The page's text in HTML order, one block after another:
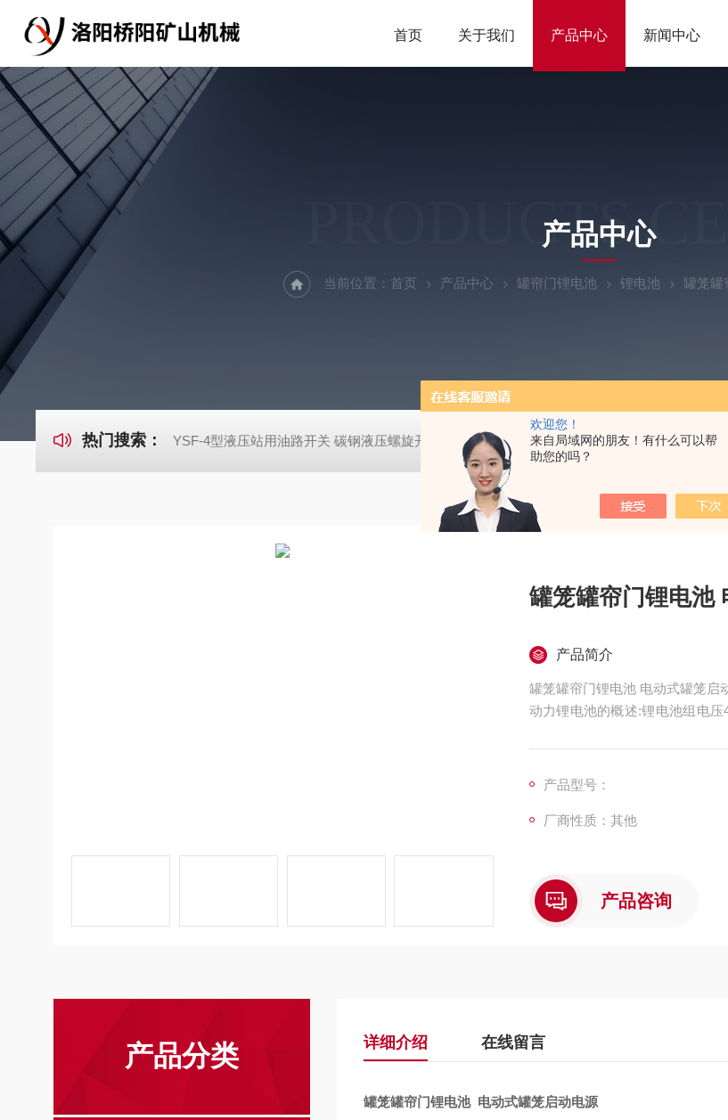
欢迎您！
来自局域网的朋友！有什么可以帮
助您的吗？
首页 关于我们 产品中心 新闻中心
PRODUCTS
产品中心
当前位置： 首页 产品中心 罐帘门锂电池 锂电池 罐笼罐
热门搜索： YSF-4型液压站用油路开关 碳钢液压螺旋开关 猴车配件橡胶轮衬 托压轮矿用斜井巷道用
产品简介
罐笼罐帘门锂电池 电动式罐
动力锂电池的概述:锂电池组电
产品型号：
厂商性质：其他
产品咨询
产品分类 详细介绍 在线留言
罐笼罐帘门锂电池 电动式罐笼启动电源